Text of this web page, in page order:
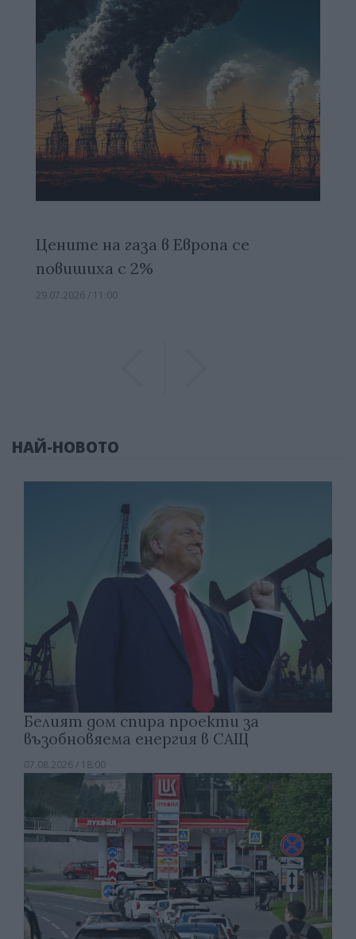
Цените на газа в Европа се
повишиха с 2%
29.07.2026 / 11:00
НАЙ-НОВОТО
Белият дом спира проекти за
възобновяема енергия в САЩ
07.08.2026 / 18:00